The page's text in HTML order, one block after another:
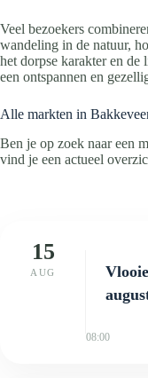
Veel bezoekers
wandeling in de natuur,
het dorpse karakter en de
een ontspannen en
Alle markten in
Ben je op zoek naar een
vind je een actueel
15
AUG
08:00